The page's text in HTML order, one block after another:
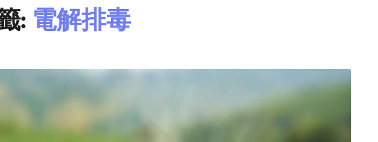
: 電解排毒